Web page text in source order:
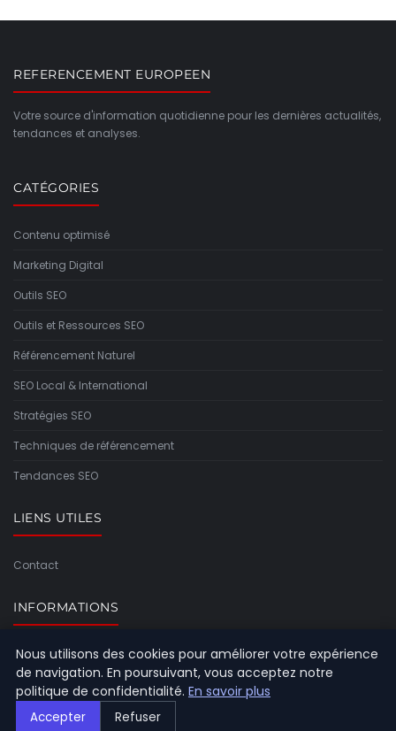
REFERENCEMENT EUROPEEN
Votre source d'information quotidienne pour les dernières actualités,
tendances et analyses.
CATÉGORIES
Contenu optimisé
Marketing Digital
Outils SEO
Outils et Ressources SEO
Référencement Naturel
SEO Local & International
Stratégies SEO
Techniques de référencement
Tendances SEO
LIENS UTILES
Contact
INFORMATIONS
Plan du site
© 2026 Referencement Europeen. Tous droits réservés.
Nous utilisons des cookies pour améliorer votre expérience
de navigation. En poursuivant, vous acceptez notre
politique de confidentialité. En savoir plus
Accepter Refuser